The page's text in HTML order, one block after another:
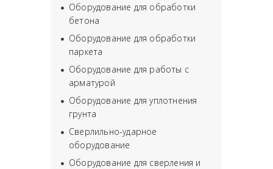
Оборудование для обработки
бетона
Оборудование для обработки
паркета
Оборудование для работы с
арматурой
Оборудование для уплотнения
грунта
Сверлильно-ударное
оборудование
Оборудование для сверления и